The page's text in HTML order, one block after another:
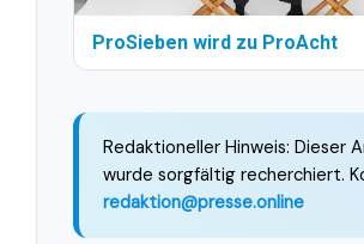
ProSieben wird zu ProAcht
Redaktioneller Hinweis: Dieser
wurde sorgfältig recherchiert.
redaktion@presse.online